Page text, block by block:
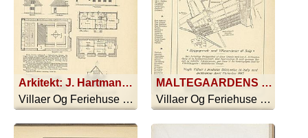
Arkitekt: J. Hartmann-Petersen.
Villaer Og Feriehuse - 1916
MALTEGAARDENS VILLAKVARTÉR Ved Raadhuset, mellem Charlottenlund og Gentofte Jernbanestation
Villaer Og Feriehuse - 1916